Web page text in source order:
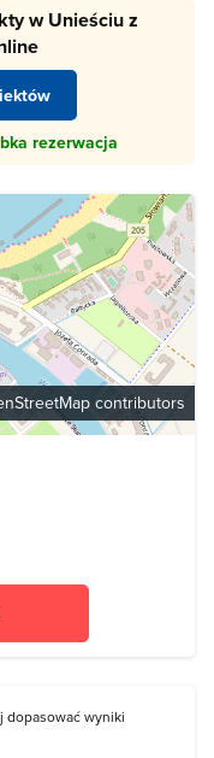
w Unieściu z
rezerwacja
contributors
dopasować wyniki